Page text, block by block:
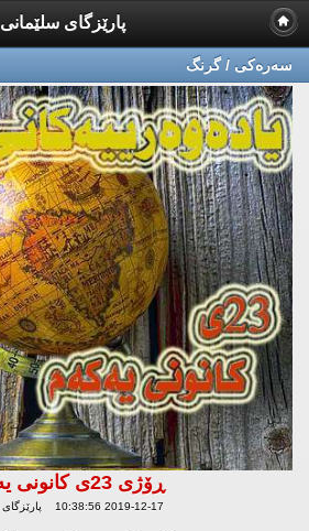
پارێزگای سلێمانی
سه‌ره‌كی / گرنگ
ڕۆژی 23ی كانونی یەكەم
2019-12-17 10:38:56 پارێزگای سلێمانی